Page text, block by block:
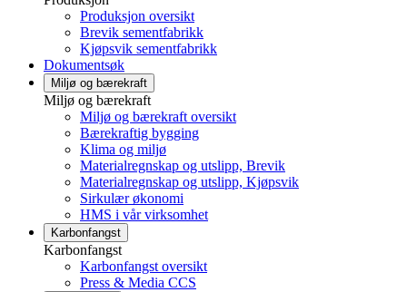
Produksjon oversikt
Brevik sementfabrikk
Kjøpsvik sementfabrikk
Dokumentsøk
Miljø og bærekraft
Miljø og bærekraft
Miljø og bærekraft oversikt
Bærekraftig bygging
Klima og miljø
Materialregnskap og utslipp, Brevik
Materialregnskap og utslipp, Kjøpsvik
Sirkulær økonomi
HMS i vår virksomhet
Karbonfangst
Karbonfangst
Karbonfangst oversikt
Press & Media CCS